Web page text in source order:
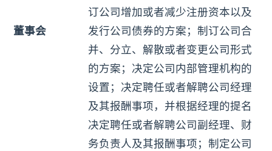
董事会
订公司增加或者减少注册资本以及
发行公司债券的方案；制订公司合
并、分立、解散或者变更公司形式
的方案；决定公司内部管理机构的
设置；决定聘任或者解聘公司经理
及其报酬事项，并根据经理的提名
决定聘任或者解聘公司副经理、财
务负责人及其报酬事项；制定公司